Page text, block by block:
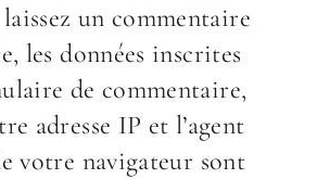
un commentaire
les données inscrites
de commentaire,
adresse IP et l’agent
votre navigateur sont